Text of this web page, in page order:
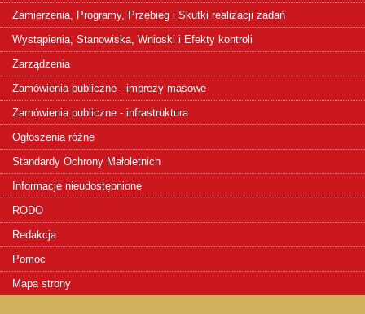
Zamierzenia, Programy, Przebieg i Skutki realizacji zadań
Wystąpienia, Stanowiska, Wnioski i Efekty kontroli
Zarządzenia
Zamówienia publiczne - imprezy masowe
Zamówienia publiczne - infrastruktura
Ogłoszenia różne
Standardy Ochrony Małoletnich
Informacje nieudostępnione
RODO
Redakcja
Pomoc
Mapa strony